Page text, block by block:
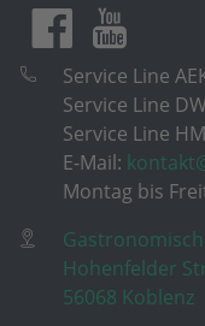
Service Line
Service Line
Service Line
E-Mail:
Montag bis
Hohenfelder
56068 Koblenz